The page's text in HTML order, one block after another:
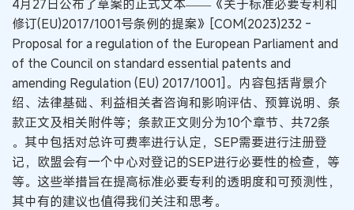
4月27日公布了草案的正式文本——《关于标准必要专利和
修订(EU)2017/1001号条例的提案》[COM(2023)232 -
Proposal for a regulation of the European Parliament and
of the Council on standard essential patents and
amending Regulation (EU) 2017/1001]。内容包括背景介
绍、法律基础、利益相关者咨询和影响评估、预算说明、条
款正文及相关附件等；条款正文则分为10个章节、共72条
。其中包括对总许可费率进行认定，SEP需要进行注册登
记，欧盟会有一个中心对登记的SEP进行必要性的检查，等
等。这些举措旨在提高标准必要专利的透明度和可预测性，
其中有的建议也值得我们关注和思考。